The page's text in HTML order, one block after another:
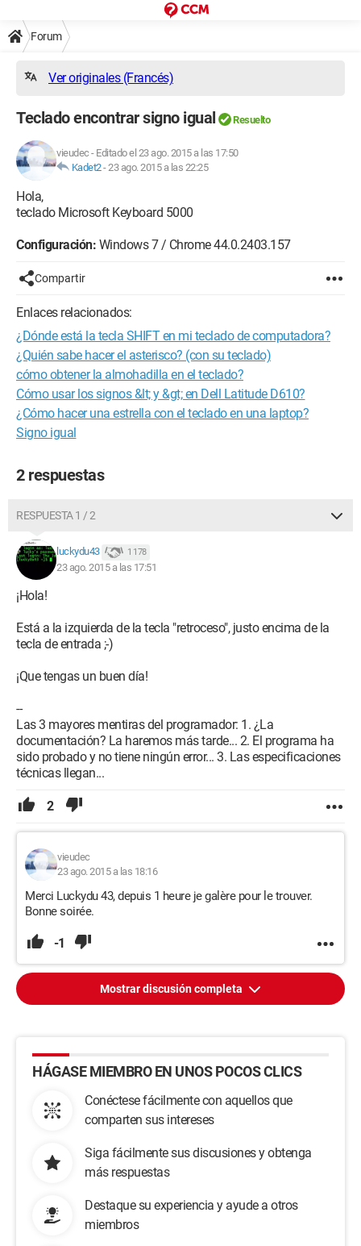
Forum
Ver originales (Francés)
Teclado encontrar signo igual Resuelto
vieudec - Editado el 23 ago. 2015 a las 17:50
Kadet2-23 ago. 2015 a las 22:25
Hola,
teclado Microsoft Keyboard 5000
Configuración: Windows 7 / Chrome 44.0.2403.157
Compartir
Enlaces relacionados:
¿Dónde está la tecla SHIFT en mi teclado de computadora?
¿Quién sabe hacer el asterisco? (con su teclado)
cómo obtener la almohadilla en el teclado?
Cómo usar los signos &lt; y &gt; en Dell Latitude D610?
¿Cómo hacer una estrella con el teclado en una laptop?
Signo igual
2 respuestas
RESPUESTA 1 / 2
luckydu43 1 178
23 ago. 2015 a las 17:51
¡Hola!
Está a la izquierda de la tecla "retroceso", justo encima de la
tecla de entrada ;-)
¡Que tengas un buen día!
--
Las 3 mayores mentiras del programador: 1. ¿La
documentación? La haremos más tarde... 2. El programa ha
sido probado y no tiene ningún error... 3. Las especificaciones
técnicas llegan...
2
vieudec
23 ago. 2015 a las 18:16
Merci Luckydu 43, depuis 1 heure je galère pour le trouver.
Bonne soirée.
-1
Mostrar discusión completa
HÁGASE MIEMBRO EN UNOS POCOS CLICS
Conéctese fácilmente con aquellos que
comparten sus intereses
Siga fácilmente sus discusiones y obtenga
más respuestas
Destaque su experiencia y ayude a otros
miembros